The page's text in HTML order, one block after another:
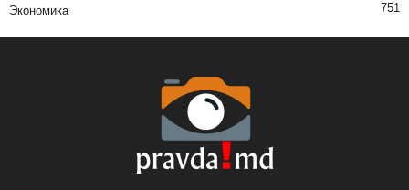
Экономика 751